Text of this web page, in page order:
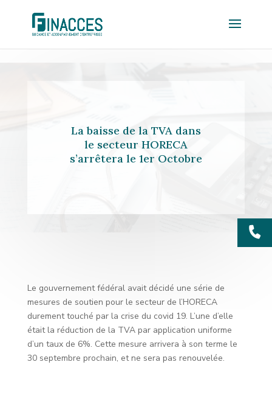
La baisse de la TVA dans
le secteur HORECA
s’arrêtera le 1er Octobre
Le gouvernement fédéral avait décidé une série de
mesures de soutien pour le secteur de l’HORECA
durement touché par la crise du covid 19. L’une d’elle
était la réduction de la TVA par application uniforme
d’un taux de 6%. Cette mesure arrivera à son terme le
30 septembre prochain, et ne sera pas renouvelée.